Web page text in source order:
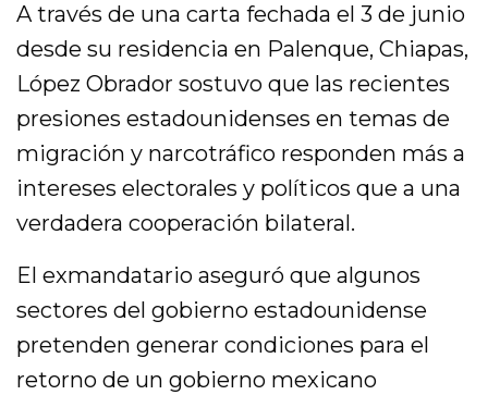
A través de una carta fechada el 3 de junio
desde su residencia en Palenque, Chiapas,
López Obrador sostuvo que las recientes
presiones estadounidenses en temas de
migración y narcotráfico responden más a
intereses electorales y políticos que a una
verdadera cooperación bilateral.
El exmandatario aseguró que algunos
sectores del gobierno estadounidense
pretenden generar condiciones para el
retorno de un gobierno mexicano